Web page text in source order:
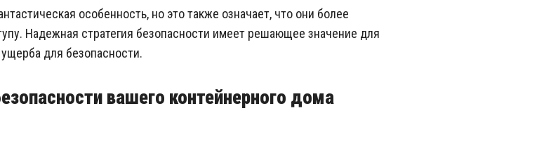
особенность, но это также означает, что они более
Надежная стратегия безопасности имеет решающее значение для
для безопасности.
вашего контейнерного дома